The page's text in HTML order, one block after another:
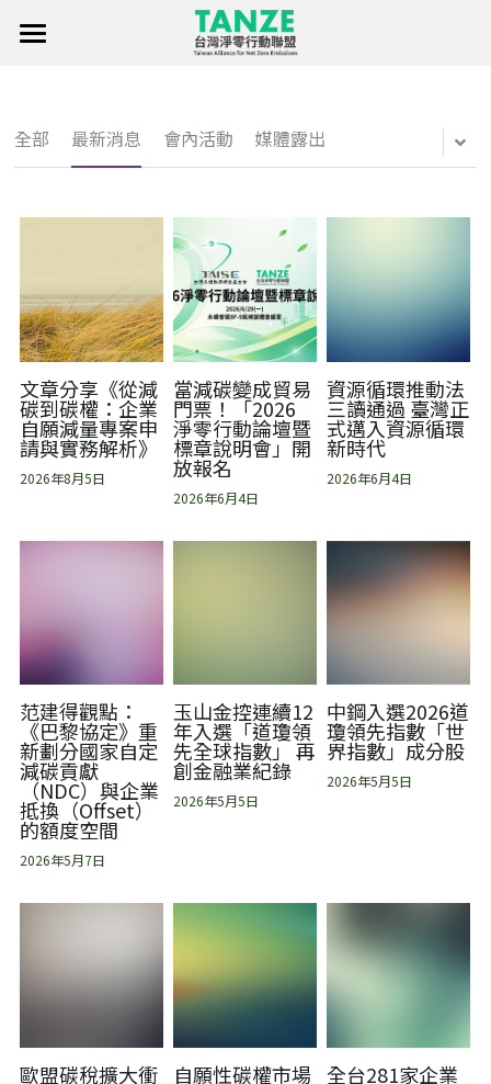
關於聯盟
淨零行動聯盟創始暨發起成員
聯絡我們
淨零傳單
Facebook
繁體中文
繁體中文
全部 最新消息 會內活動 媒體露出
文章分享《從減
碳到碳權：企業
自願減量專案申
請與實務解析》
2026年8月5日
當減碳變成貿易
門票！「2026
淨零行動論壇暨
標章說明會」開
放報名
2026年6月4日
資源循環推動法
三讀通過 臺灣正
式邁入資源循環
新時代
2026年6月4日
范建得觀點：
《巴黎協定》重
新劃分國家自定
減碳貢獻
（NDC）與企業
抵換（Offset）
的額度空間
2026年5月7日
玉山金控連續12
年入選「道瓊領
先全球指數」 再
創金融業紀錄
2026年5月5日
中鋼入選2026道
瓊領先指數「世
界指數」成分股
2026年5月5日
歐盟碳稅擴大衝 自願性碳權市場 全台281家企業
部落格分類
淨零知識庫